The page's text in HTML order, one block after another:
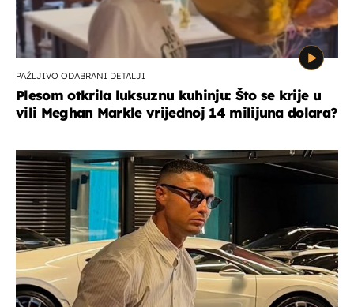
PAŽLJIVO ODABRANI DETALJI
Plesom otkrila luksuznu kuhinju: Što se krije u
vili Meghan Markle vrijednoj 14 milijuna dolara?